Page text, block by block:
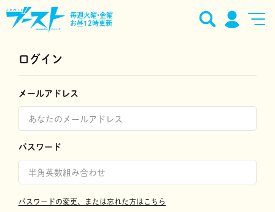
毎週火曜•金曜
お昼12時更新
ログイン
メールアドレス
パスワード
パスワードの変更、または忘れた方はこちら